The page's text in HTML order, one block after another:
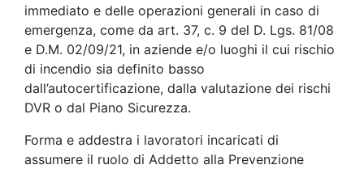
immediato e delle operazioni generali in caso di
emergenza, come da art. 37, c. 9 del D. Lgs. 81/08
e D.M. 02/09/21, in aziende e/o luoghi il cui rischio
di incendio sia definito basso
dall’autocertificazione, dalla valutazione dei rischi
DVR o dal Piano Sicurezza.
Forma e addestra i lavoratori incaricati di
assumere il ruolo di Addetto alla Prevenzione